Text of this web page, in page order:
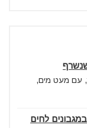
עם מעט מים,
לחים